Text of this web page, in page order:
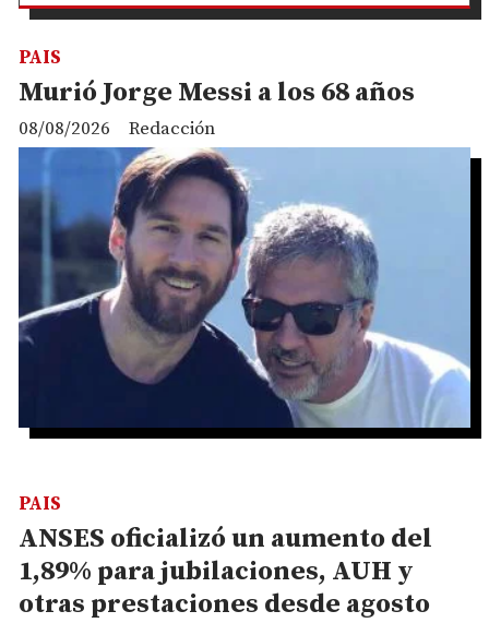
Murió Jorge Messi a los 68 años
Redacción
PAIS
08/08/2026
ANSES oficializó un aumento del
1,89% para jubilaciones, AUH y
otras prestaciones desde agosto
PAIS